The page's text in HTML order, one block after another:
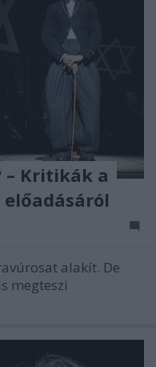
– Kritikák a
alakít. De
megteszi